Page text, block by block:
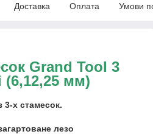
Доставка Оплата Умови
Grand Tool 3
(6,12,25 мм)
3-х стамесок.
лезо